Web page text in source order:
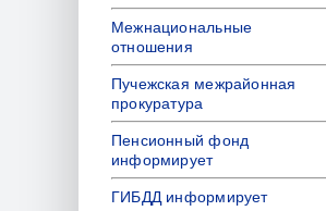
Межнациональные
отношения
Пучежская межрайонная
прокуратура
Пенсионный фонд
информирует
ГИБДД информирует